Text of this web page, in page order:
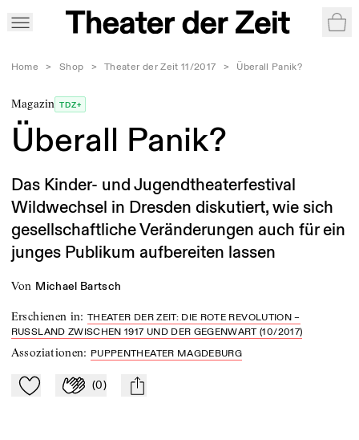
Home > Shop > Theater der Zeit 11/2017 > Überall Panik?
Magazin TDZ+
Überall Panik?
Das Kinder- und Jugendtheaterfestival
Wildwechsel in Dresden diskutiert, wie sich
gesellschaftliche Veränderungen auch für ein
junges Publikum aufbereiten lassen
von Michael Bartsch
Erschienen in:THEATER DER ZEIT: DIE ROTE REVOLUTION –
RUSSLAND ZWISCHEN 1917 UND DER GEGENWART (10/2017)
Assoziationen: PUPPENTHEATER MAGDEBURG
Zu Mein-TdZ hinzufügen
Applaudieren
(0) mail